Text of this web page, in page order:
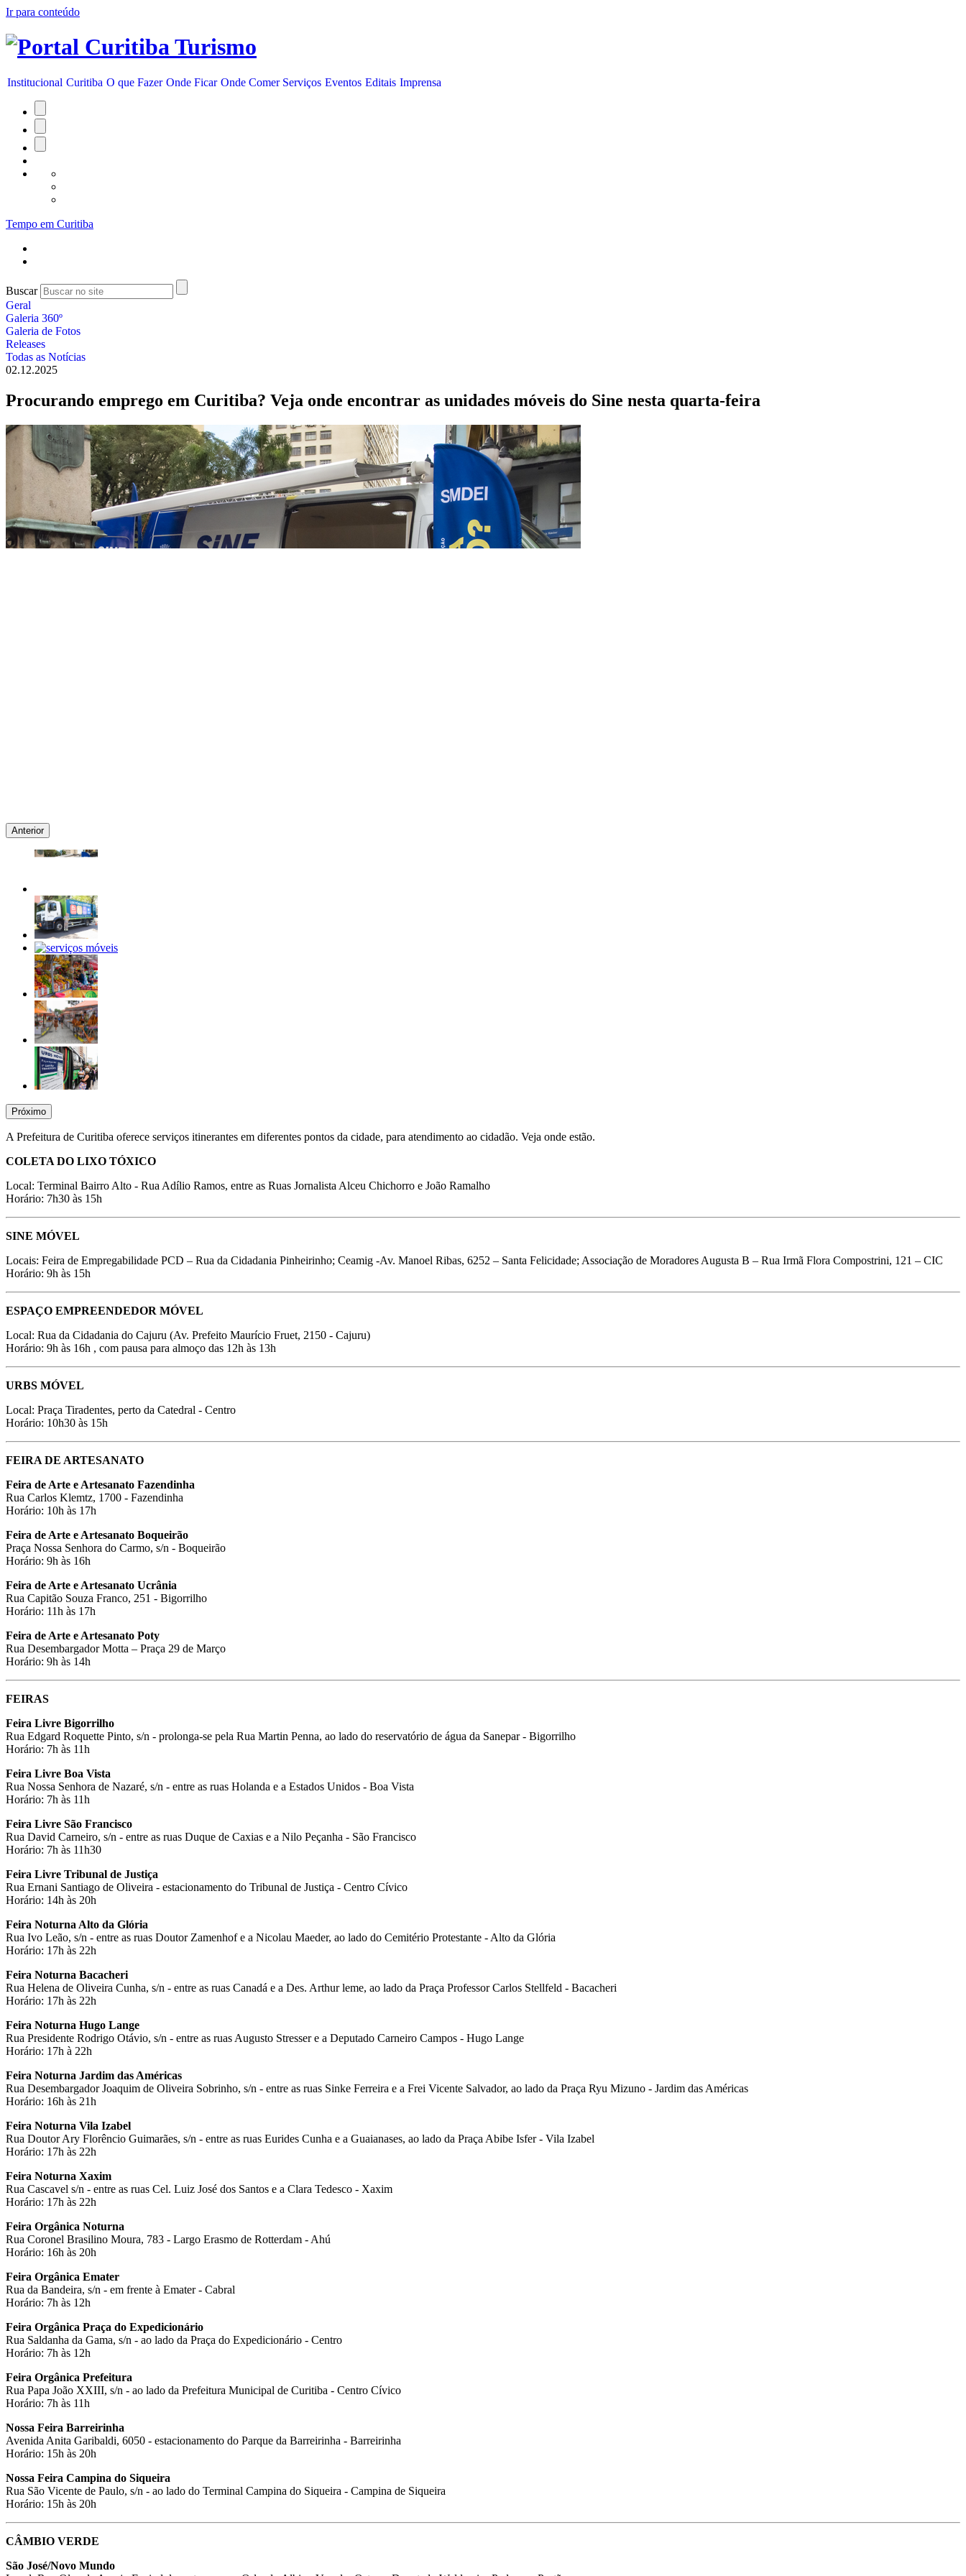
Ir para conteúdo
Institucional Curitiba O que Fazer Onde Ficar Onde Comer Serviços Eventos Editais Imprensa
Tempo em Curitiba
Buscar
Geral
Galeria 360º
Galeria de Fotos
Releases
Todas as Notícias
02.12.2025
Procurando emprego em Curitiba? Veja onde encontrar as unidades móveis do Sine nesta quarta-feira
Anterior
Próximo
A Prefeitura de Curitiba oferece serviços itinerantes em diferentes pontos da cidade, para atendimento ao cidadão. Veja onde estão.
COLETA DO LIXO TÓXICO
Local: Terminal Bairro Alto - Rua Adílio Ramos, entre as Ruas Jornalista Alceu Chichorro e João Ramalho
Horário: 7h30 às 15h
SINE MÓVEL
Locais: Feira de Empregabilidade PCD – Rua da Cidadania Pinheirinho; Ceamig -Av. Manoel Ribas, 6252 – Santa Felicidade; Associação de Moradores Augusta B – Rua Irmã Flora Compostrini, 121 – CIC
Horário: 9h às 15h
ESPAÇO EMPREENDEDOR MÓVEL
Local: Rua da Cidadania do Cajuru (Av. Prefeito Maurício Fruet, 2150 - Cajuru)
Horário: 9h às 16h , com pausa para almoço das 12h às 13h
URBS MÓVEL
Local: Praça Tiradentes, perto da Catedral - Centro
Horário: 10h30 às 15h
FEIRA DE ARTESANATO
Feira de Arte e Artesanato Fazendinha
Rua Carlos Klemtz, 1700 - Fazendinha
Horário: 10h às 17h
Feira de Arte e Artesanato Boqueirão
Praça Nossa Senhora do Carmo, s/n - Boqueirão
Horário: 9h às 16h
Feira de Arte e Artesanato Ucrânia
Rua Capitão Souza Franco, 251 - Bigorrilho
Horário: 11h às 17h
Feira de Arte e Artesanato Poty
Rua Desembargador Motta – Praça 29 de Março
Horário: 9h às 14h
FEIRAS
Feira Livre Bigorrilho
Rua Edgard Roquette Pinto, s/n - prolonga-se pela Rua Martin Penna, ao lado do reservatório de água da Sanepar - Bigorrilho
Horário: 7h às 11h
Feira Livre Boa Vista
Rua Nossa Senhora de Nazaré, s/n - entre as ruas Holanda e a Estados Unidos - Boa Vista
Horário: 7h às 11h
Feira Livre São Francisco
Rua David Carneiro, s/n - entre as ruas Duque de Caxias e a Nilo Peçanha - São Francisco
Horário: 7h às 11h30
Feira Livre Tribunal de Justiça
Rua Ernani Santiago de Oliveira - estacionamento do Tribunal de Justiça - Centro Cívico
Horário: 14h às 20h
Feira Noturna Alto da Glória
Rua Ivo Leão, s/n - entre as ruas Doutor Zamenhof e a Nicolau Maeder, ao lado do Cemitério Protestante - Alto da Glória
Horário: 17h às 22h
Feira Noturna Bacacheri
Rua Helena de Oliveira Cunha, s/n - entre as ruas Canadá e a Des. Arthur leme, ao lado da Praça Professor Carlos Stellfeld - Bacacheri
Horário: 17h às 22h
Feira Noturna Hugo Lange
Rua Presidente Rodrigo Otávio, s/n - entre as ruas Augusto Stresser e a Deputado Carneiro Campos - Hugo Lange
Horário: 17h à 22h
Feira Noturna Jardim das Américas
Rua Desembargador Joaquim de Oliveira Sobrinho, s/n - entre as ruas Sinke Ferreira e a Frei Vicente Salvador, ao lado da Praça Ryu Mizuno - Jardim das Américas
Horário: 16h às 21h
Feira Noturna Vila Izabel
Rua Doutor Ary Florêncio Guimarães, s/n - entre as ruas Eurides Cunha e a Guaianases, ao lado da Praça Abibe Isfer - Vila Izabel
Horário: 17h às 22h
Feira Noturna Xaxim
Rua Cascavel s/n - entre as ruas Cel. Luiz José dos Santos e a Clara Tedesco - Xaxim
Horário: 17h às 22h
Feira Orgânica Noturna
Rua Coronel Brasilino Moura, 783 - Largo Erasmo de Rotterdam - Ahú
Horário: 16h às 20h
Feira Orgânica Emater
Rua da Bandeira, s/n - em frente à Emater - Cabral
Horário: 7h às 12h
Feira Orgânica Praça do Expedicionário
Rua Saldanha da Gama, s/n - ao lado da Praça do Expedicionário - Centro
Horário: 7h às 12h
Feira Orgânica Prefeitura
Rua Papa João XXIII, s/n - ao lado da Prefeitura Municipal de Curitiba - Centro Cívico
Horário: 7h às 11h
Nossa Feira Barreirinha
Avenida Anita Garibaldi, 6050 - estacionamento do Parque da Barreirinha - Barreirinha
Horário: 15h às 20h
Nossa Feira Campina do Siqueira
Rua São Vicente de Paulo, s/n - ao lado do Terminal Campina do Siqueira - Campina de Siqueira
Horário: 15h às 20h
CÂMBIO VERDE
São José/Novo Mundo